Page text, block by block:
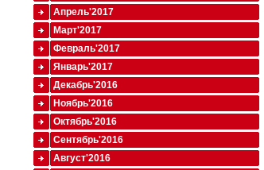
Апрель'2017
Март'2017
Февраль'2017
Январь'2017
Декабрь'2016
Ноябрь'2016
Октябрь'2016
Сентябрь'2016
Август'2016